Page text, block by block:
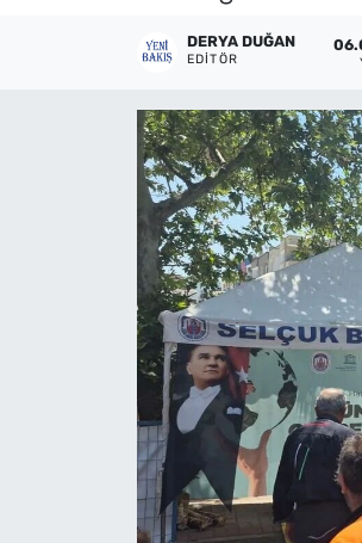
DERYA DUĞAN
EDITÖR